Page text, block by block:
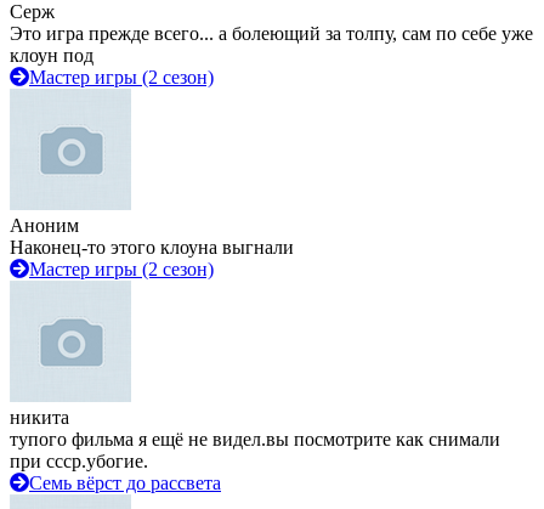
Серж
Это игра прежде всего... а болеющий за толпу, сам по себе уже
клоун под
Мастер игры (2 сезон)
Аноним
Наконец-то этого клоуна выгнали
Мастер игры (2 сезон)
никита
тупого фильма я ещё не видел.вы посмотрите как снимали
при ссср.убогие.
Семь вёрст до рассвета